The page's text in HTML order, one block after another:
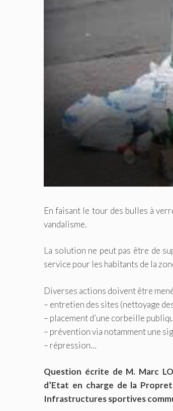
En faisant le tour des bulles à
vandalisme.
La solution ne peut pas être de
service pour les habitants de la
Diverses actions doivent être
– entretien des sites (nettoyage
– placement d’une corbeille
– prévention via notamment une
– répression…
Question écrite de M. Marc
d’Etat en charge de la
Infrastructures sportives